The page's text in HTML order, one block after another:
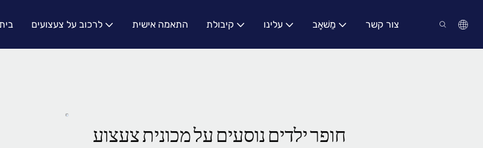
בית לרכוב על צעצועים התאמה אישית קיבולת עלינו מַשׁאָב צור קשר
חופר ילדים נוסעים על מכונית צעצוע